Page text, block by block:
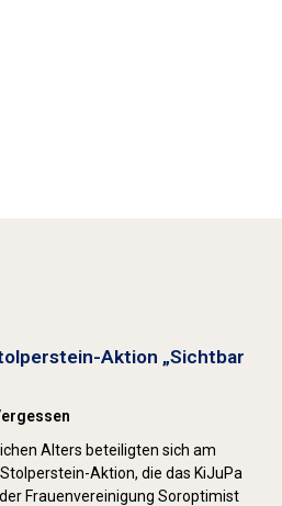
Aktion „Sichtbar
Alters beteiligten sich am
Aktion, die das KiJuPa
Frauenvereinigung Soroptimist